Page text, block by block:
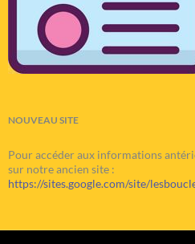
NOUVEAU SITE
Pour accéder aux informations
sur notre ancien site :
https://sites.google.com/site/